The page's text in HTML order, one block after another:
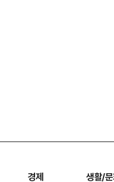
경제 생활/